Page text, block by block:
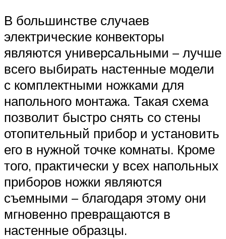
В большинстве случаев
электрические конвекторы
являются универсальными – лучше
всего выбирать настенные модели
с комплектными ножками для
напольного монтажа. Такая схема
позволит быстро снять со стены
отопительный прибор и установить
его в нужной точке комнаты. Кроме
того, практически у всех напольных
приборов ножки являются
съемными – благодаря этому они
мгновенно превращаются в
настенные образцы.